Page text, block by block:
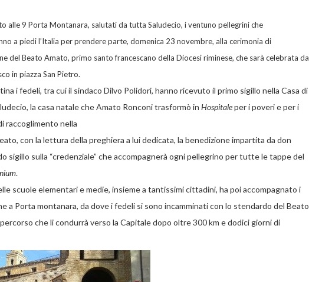
alle 9 Porta Montanara, salutati da tutta Saludecio, i ventuno pellegrini che
a piedi l’Italia per prendere parte, domenica 23 novembre, alla cerimonia di
del Beato Amato, primo santo francescano della Diocesi riminese, che sarà celebrata da
in piazza San Pietro.
i fedeli, tra cui il sindaco Dilvo Polidori, hanno ricevuto il primo sigillo nella Casa di
la casa natale che Amato Ronconi trasformò in Hospitaleper i poveri e per i
raccoglimento nella
con la lettura della preghiera a lui dedicata, la benedizione impartita da don
sigillo sulla “credenziale” che accompagnerà ogni pellegrino per tutte le tappe del
.
scuole elementari e medie, insieme a tantissimi cittadini, ha poi accompagnato i
a Porta montanara, da dove i fedeli si sono incamminati con lo stendardo del Beato
che li condurrà verso la Capitale dopo oltre 300 km e dodici giorni di